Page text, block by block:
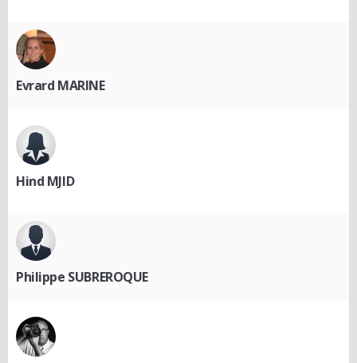
Evrard MARINE
Hind MJID
Philippe SUBREROQUE